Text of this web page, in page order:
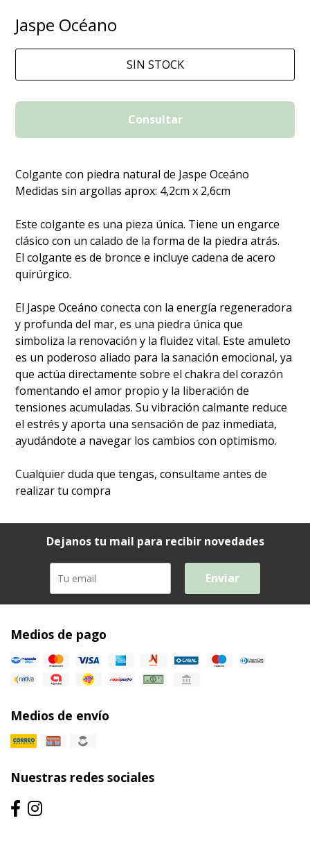
Jaspe Océano
SIN STOCK
Consultar
Colgante con piedra natural de Jaspe Oceáno
Medidas sin argollas aprox: 4,2cm x 2,6cm
Este colgante es una pieza única. Tiene un engarce
clásico con un calado de la forma de la piedra atrás.
El colgante es de bronce e incluye cadena de acero
quirúrgico.
El Jaspe Oceáno conecta con la energía regeneradora
y profunda del mar, es una piedra única que
simboliza la renovación y la fluidez vital. Este amuleto
es un poderoso aliado para la sanación emocional, ya
que actúa directamente sobre el chakra del corazón
fomentando el amor propio y la liberación de
tensiones acumuladas. Su vibración calmante reduce
el estrés y aporta una sensación de paz inmediata,
ayudándote a navegar los cambios con optimismo.
Cualquier duda que tengas, consultame antes de
realizar tu compra
Dejanos tu mail para recibir novedades
Enviar
Medios de pago
Medios de envío
Nuestras redes sociales